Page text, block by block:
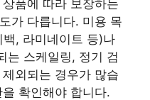
품에 따라 보장하는
가 다릅니다. 미용 목
, 라미네이트 등)나
는 스케일링, 정기 검
외되는 경우가 많습
확인해야 합니다.